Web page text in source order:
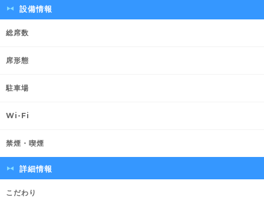
設備情報
総席数
席形態
駐車場
Wi-Fi
禁煙・喫煙
詳細情報
こだわり